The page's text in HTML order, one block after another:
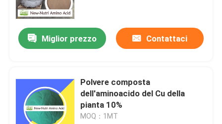
Miglior prezzo Contattaci
Polvere composta
dell'aminoacido del Cu della
pianta 10%
MOQ：1MT